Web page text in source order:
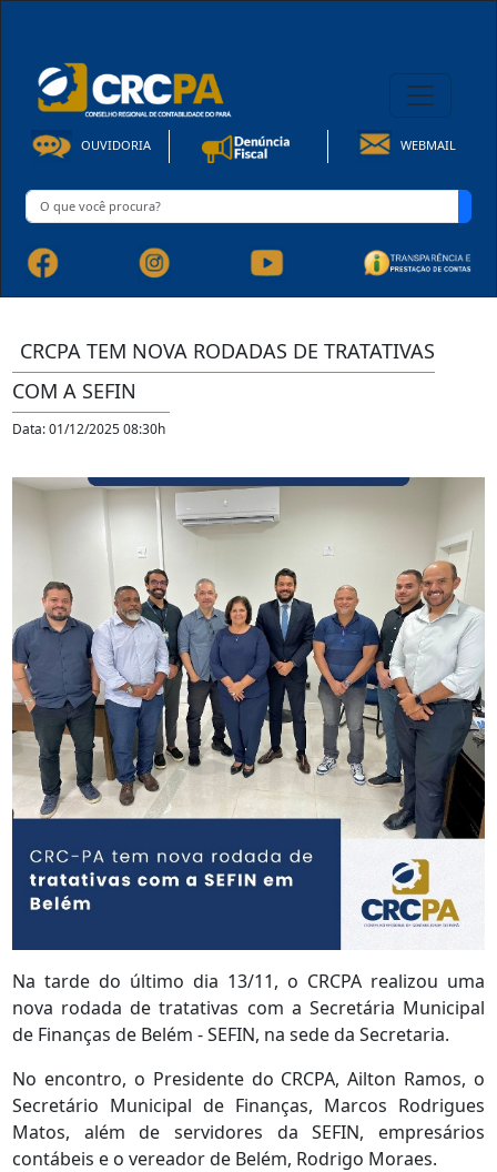
OUVIDORIA WEBMAIL
CRCPA TEM NOVA RODADAS DE TRATATIVAS
COM A SEFIN
Data: 01/12/2025 08:30h
Na tarde do último dia 13/11, o CRCPA realizou uma
nova rodada de tratativas com a Secretária Municipal
de Finanças de Belém - SEFIN, na sede da Secretaria.
No encontro, o Presidente do CRCPA, Ailton Ramos, o
Secretário Municipal de Finanças, Marcos Rodrigues
Matos, além de servidores da SEFIN, empresários
contábeis e o vereador de Belém, Rodrigo Moraes.